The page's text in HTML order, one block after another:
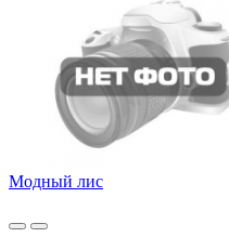
Модный лис